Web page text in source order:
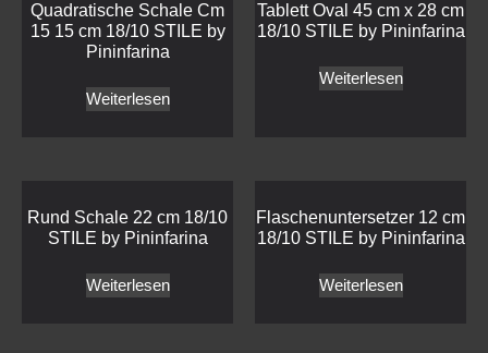
Quadratische Schale Cm
15 15 cm 18/10 STILE by
Pininfarina
Weiterlesen
Tablett Oval 45 cm x 28 cm
18/10 STILE by Pininfarina
Weiterlesen
Rund Schale 22 cm 18/10
STILE by Pininfarina
Weiterlesen
Flaschenuntersetzer 12 cm
18/10 STILE by Pininfarina
Weiterlesen